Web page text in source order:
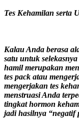
Tes Kehamilan serta
Kalau Anda berasa
satu untuk
hamil merupakan
tes pack atau
mengerjakan tes
menstruasi Anda
tingkat hormon
jadi hasilnya “negatif